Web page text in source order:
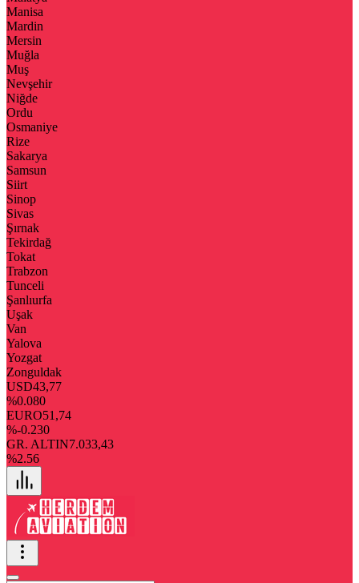
Manisa
Mardin
Mersin
Muğla
Muş
Nevşehir
Niğde
Ordu
Osmaniye
Rize
Sakarya
Samsun
Siirt
Sinop
Sivas
Şırnak
Tekirdağ
Tokat
Trabzon
Tunceli
Şanlıurfa
Uşak
Van
Yalova
Yozgat
Zonguldak
USD43,77
%0.080
EURO51,74
%-0.230
GR. ALTIN7.033,43
%2.56